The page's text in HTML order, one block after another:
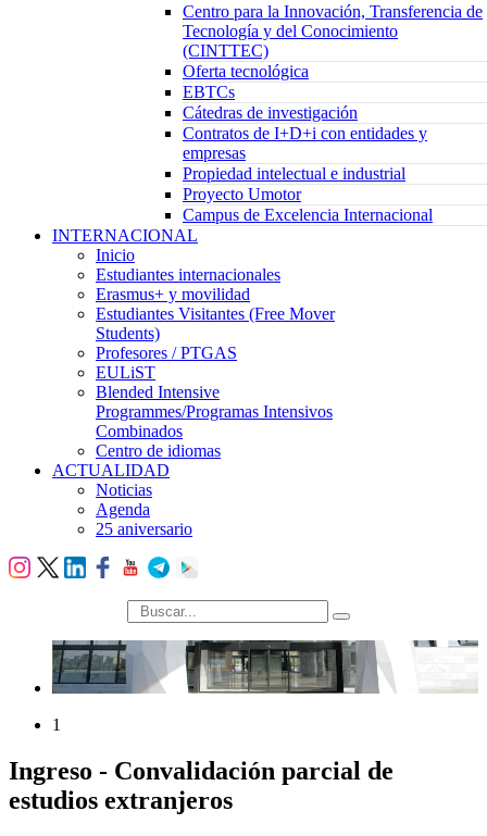
Centro para la Innovación, Transferencia de
Tecnología y del Conocimiento
(CINTTEC)
Oferta tecnológica
EBTCs
Cátedras de investigación
Contratos de I+D+i con entidades y
empresas
Propiedad intelectual e industrial
Proyecto Umotor
Campus de Excelencia Internacional
INTERNACIONAL
Inicio
Estudiantes internacionales
Erasmus+ y movilidad
Estudiantes Visitantes (Free Mover
Students)
Profesores / PTGAS
EULiST
Blended Intensive
Programmes/Programas Intensivos
Combinados
Centro de idiomas
ACTUALIDAD
Noticias
Agenda
25 aniversario
búsqueda
1
Ingreso - Convalidación parcial de
estudios extranjeros